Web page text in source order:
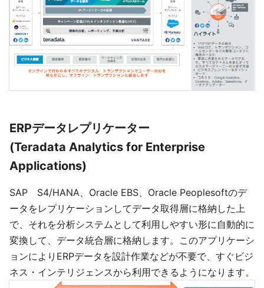
ERPデータレプリケーター
(Teradata Analytics for Enterprise
Applications)
SAP S4/HANA、Oracle EBS、Oracle Peoplesoftのデ
ータをレプリケーションしてデータ取得層に格納した上
で、それを分析システムとして利用しやすい形に自動的に
変換して、データ統合層に格納します。このアプリケーシ
ョンによりERPデータを設計作業などが不要で、すぐビジ
ネス・インテリジェンスから利用できるようになります。